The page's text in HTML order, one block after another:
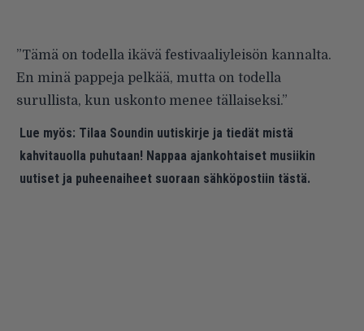
”Tämä on todella ikävä festivaaliyleisön kannalta.
En minä pappeja pelkää, mutta on todella
surullista, kun uskonto menee tällaiseksi.”
Lue myös: Tilaa Soundin uutiskirje ja tiedät mistä
kahvitauolla puhutaan! Nappaa ajankohtaiset musiikin
uutiset ja puheenaiheet suoraan sähköpostiin tästä.